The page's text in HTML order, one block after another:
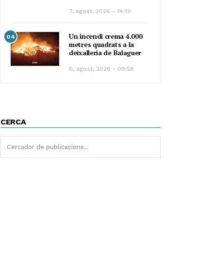
7, agost, 2026 - 14:19
04
Un incendi crema 4.000
metres quadrats a la
deixalleria de Balaguer
6, agost, 2026 - 09:58
CERCA